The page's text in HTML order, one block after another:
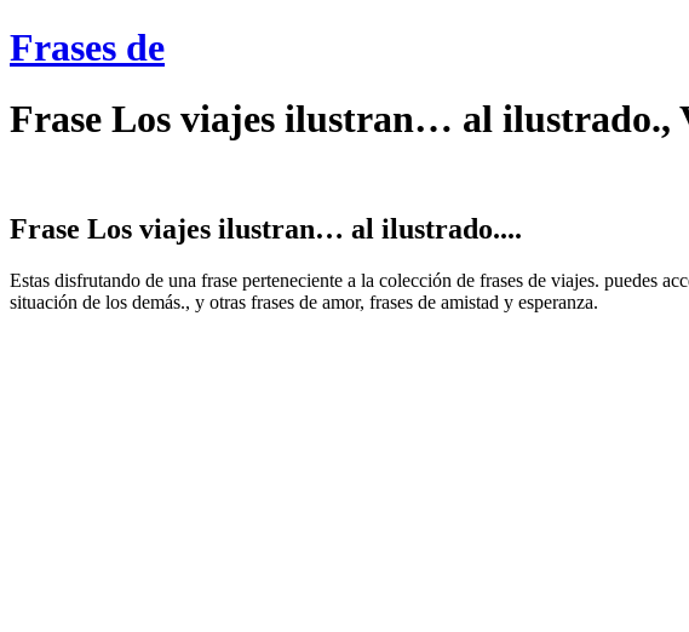
Frases de
Frase Los viajes ilustran… al ilustrado.,
Frase Los viajes ilustran… al ilustrado....
Estas disfrutando de una frase perteneciente a la colección de frases de viajes. puedes
situación de los demás., y otras frases de amor, frases de amistad y esperanza.